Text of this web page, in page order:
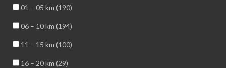
01 – 05 km (190)
06 – 10 km (194)
11 – 15 km (100)
16 – 20 km (29)